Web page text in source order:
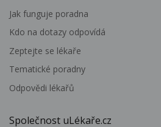
Jak funguje poradna
Kdo na dotazy odpovídá
Zeptejte se lékaře
Tematické poradny
Odpovědi lékařů
Společnost uLékaře.cz